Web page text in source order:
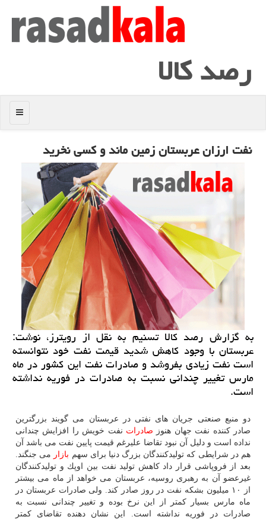
رصد كالا
منو
نفت ارزان عربستان زمین ماند و كسی نخرید
به گزارش رصد كالا تسنیم به نقل از رویترز، نوشت:
عربستان با وجود كاهش شدید قیمت نفت خود نتوانسته
است نفت زیادی بفروشد و صادرات نفت این كشور در ماه
مارس تغییر چندانی نسبت به صادرات در فوریه نداشته
است.
دو منبع صنعتی جریان های نفتی در عربستان می گویند بزرگترین
صادر كننده نفت جهان هنوز صادرات نفت خویش را افزایش چندانی
نداده است و دلیل آن نبود تقاضا علیرغم قیمت پایین نفت می باشد آن
هم در شرایطی كه تولیدكنندگان بزرگ دنیا برای سهم بازار می جنگند.
بعد از فروپاشی قرار داد كاهش تولید نفت بین اوپك و تولیدكنندگان
غیرعضو آن به رهبری روسیه، عربستان می خواهد از ماه می بیشتر
از ۱۰ میلیون بشكه نفت در روز صادر كند. ولی صادرات عربستان در
ماه مارس بسیار كمتر از این نرخ بوده و تغییر چندانی نسبت به
صادرات در فوریه نداشته است. این نشان دهنده تقاضای كمتر